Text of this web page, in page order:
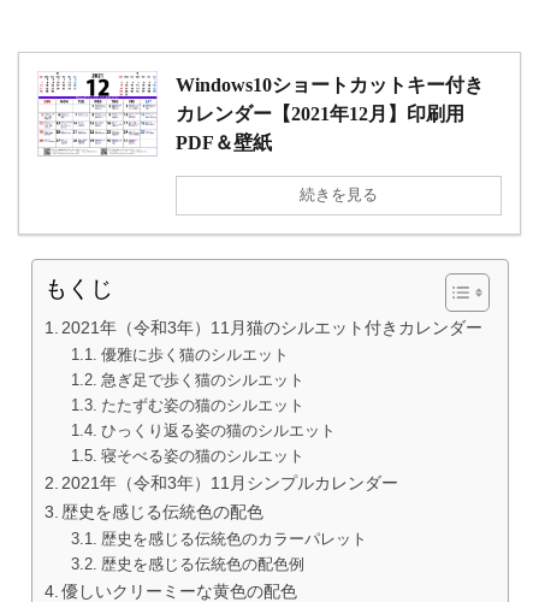
Windows10ショートカットキー付き
カレンダー【2021年12月】印刷用
PDF＆壁紙
続きを見る
もくじ
2021年（令和3年）11月猫のシルエット付きカレンダー
優雅に歩く猫のシルエット
急ぎ足で歩く猫のシルエット
たたずむ姿の猫のシルエット
ひっくり返る姿の猫のシルエット
寝そべる姿の猫のシルエット
2021年（令和3年）11月シンプルカレンダー
歴史を感じる伝統色の配色
歴史を感じる伝統色のカラーパレット
歴史を感じる伝統色の配色例
優しいクリーミーな黄色の配色